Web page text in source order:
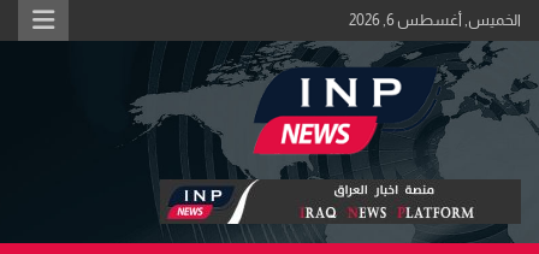
Skip
to
content
الخميس, أغسطس 6, 2026
منصة اخبار العراق
اكبر منصة خبرية في العراق | #الحقيقة_اولاً